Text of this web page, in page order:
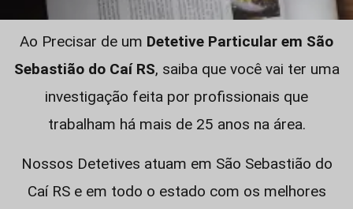
Ao Precisar de um Detetive Particular em São
Sebastião do Caí RS, saiba que você vai ter uma
investigação feita por profissionais que
trabalham há mais de 25 anos na área.
Nossos Detetives atuam em São Sebastião do
Caí RS e em todo o estado com os melhores